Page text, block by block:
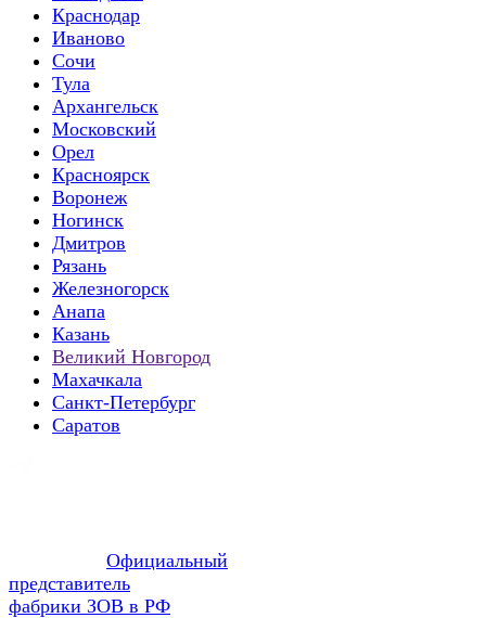
Краснодар
Иваново
Сочи
Тула
Архангельск
Московский
Орел
Красноярск
Воронеж
Ногинск
Дмитров
Рязань
Железногорск
Анапа
Казань
Великий Новгород
Махачкала
Санкт-Петербург
Саратов
Официальный
представитель
фабрики ЗОВ в РФ